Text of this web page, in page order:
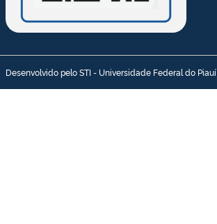
Desenvolvido pelo STI - Universidade Federal do Piauí